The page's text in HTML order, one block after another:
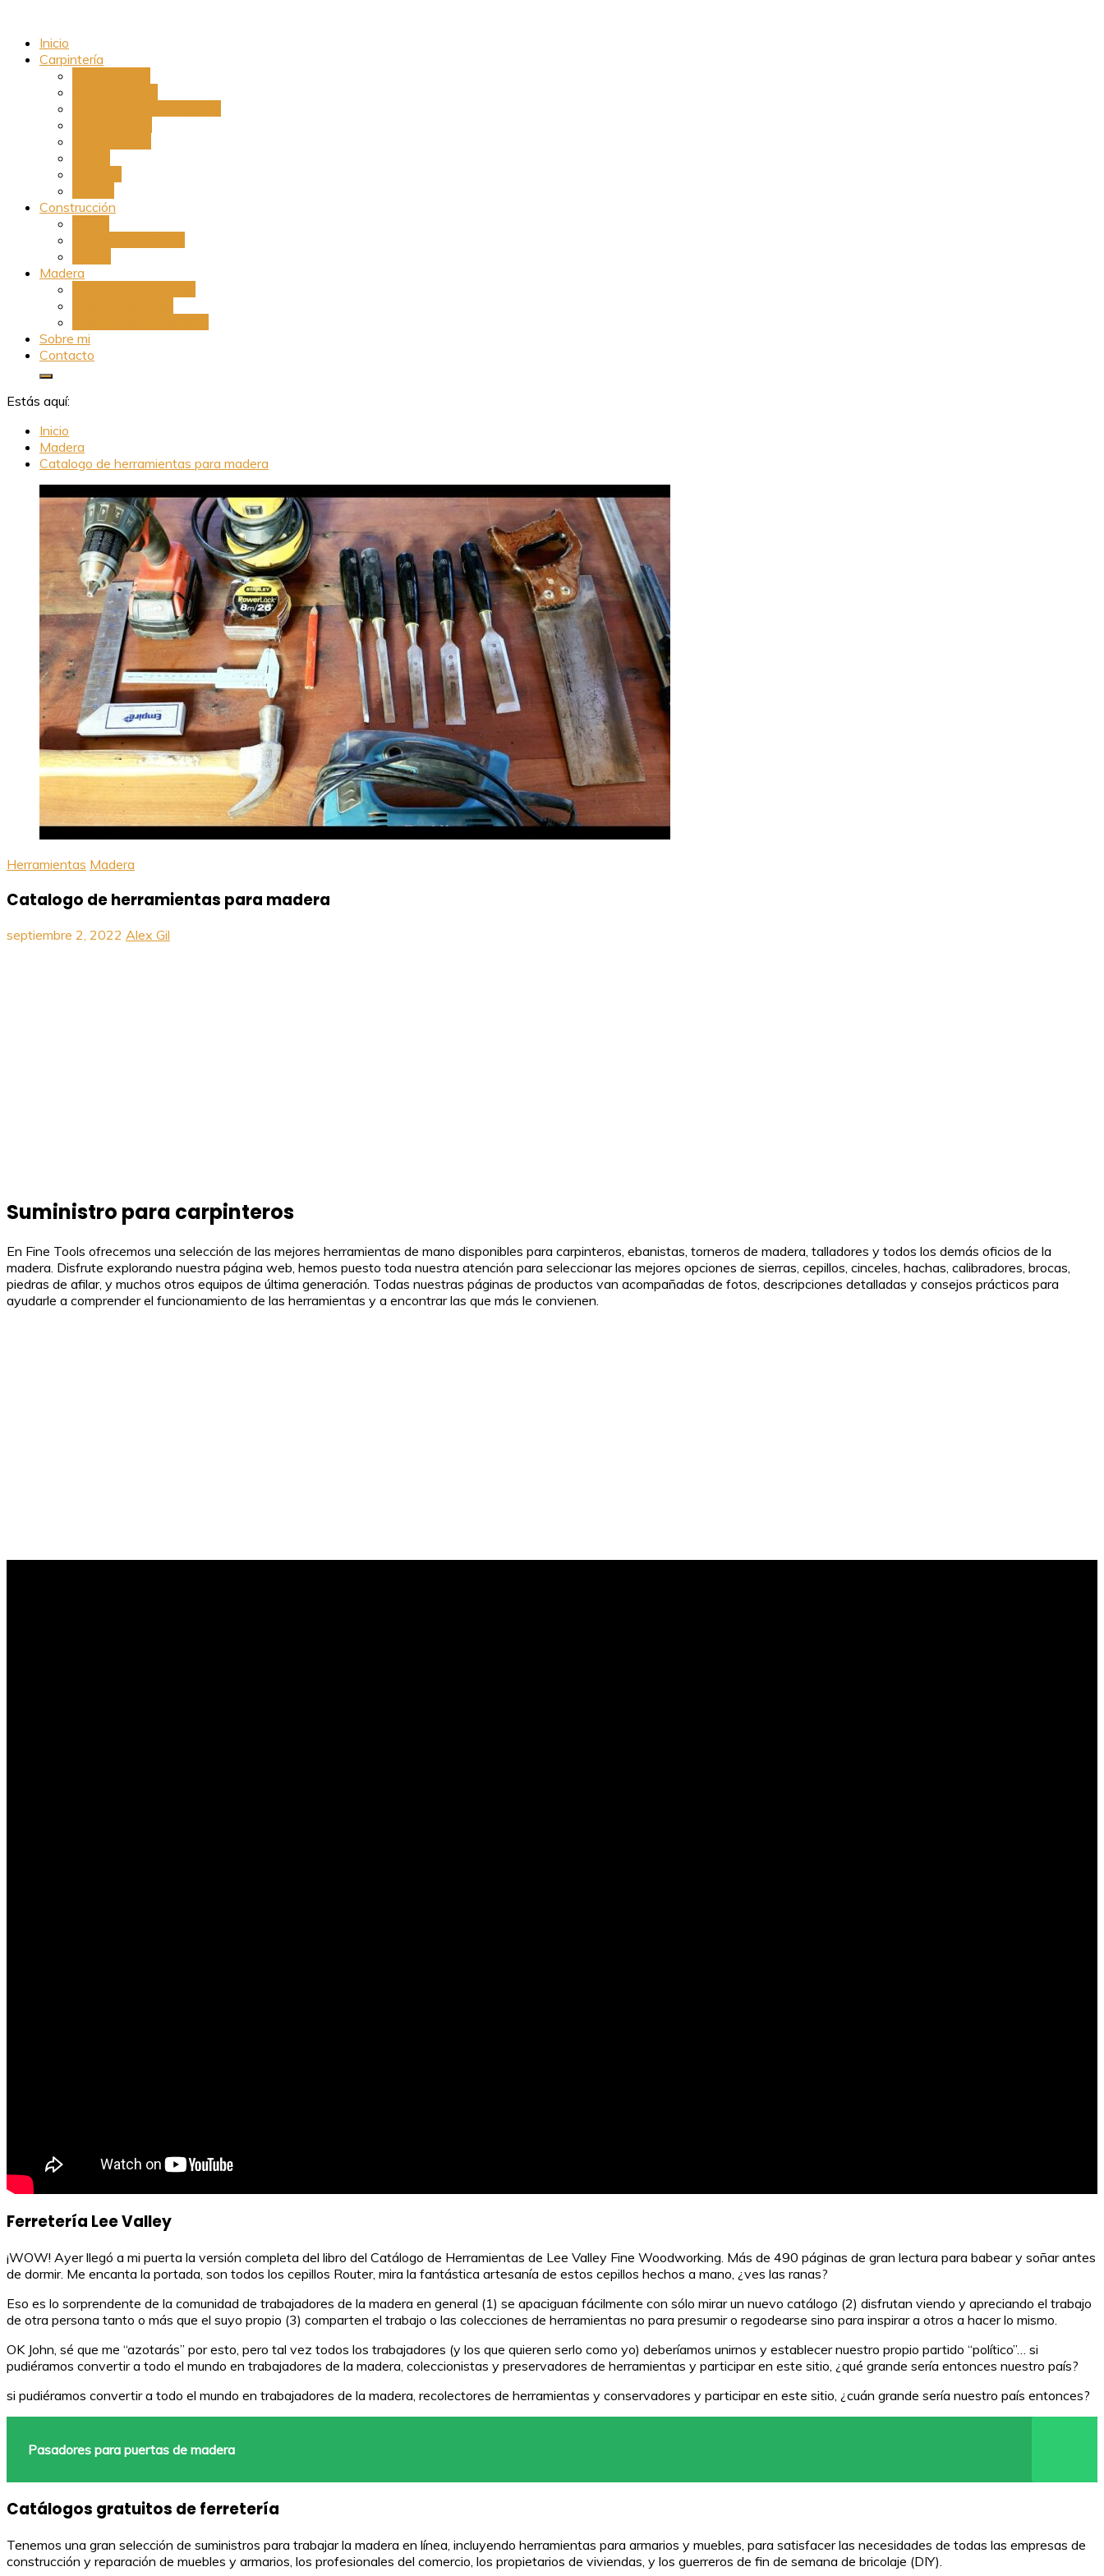
Inicio
Carpintería
Construcción
Madera
Sobre mi
Contacto
Estás aquí:
Inicio
Madera
Catalogo de herramientas para madera
Herramientas Madera
Catalogo de herramientas para madera
septiembre 2, 2022 Alex Gil
Suministro para carpinteros
En Fine Tools ofrecemos una selección de las mejores herramientas de mano disponibles para carpinteros, ebanistas, torneros de madera, talladores y todos los demás oficios de la
madera. Disfrute explorando nuestra página web, hemos puesto toda nuestra atención para seleccionar las mejores opciones de sierras, cepillos, cinceles, hachas, calibradores, brocas,
piedras de afilar, y muchos otros equipos de última generación. Todas nuestras páginas de productos van acompañadas de fotos, descripciones detalladas y consejos prácticos para
ayudarle a comprender el funcionamiento de las herramientas y a encontrar las que más le convienen.
Ferretería Lee Valley
¡WOW! Ayer llegó a mi puerta la versión completa del libro del Catálogo de Herramientas de Lee Valley Fine Woodworking. Más de 490 páginas de gran lectura para babear y soñar antes
de dormir. Me encanta la portada, son todos los cepillos Router, mira la fantástica artesanía de estos cepillos hechos a mano, ¿ves las ranas?
Eso es lo sorprendente de la comunidad de trabajadores de la madera en general (1) se apaciguan fácilmente con sólo mirar un nuevo catálogo (2) disfrutan viendo y apreciando el trabajo
de otra persona tanto o más que el suyo propio (3) comparten el trabajo o las colecciones de herramientas no para presumir o regodearse sino para inspirar a otros a hacer lo mismo.
OK John, sé que me “azotarás” por esto, pero tal vez todos los trabajadores (y los que quieren serlo como yo) deberíamos unirnos y establecer nuestro propio partido “político”… si
pudiéramos convertir a todo el mundo en trabajadores de la madera, coleccionistas y preservadores de herramientas y participar en este sitio, ¿qué grande sería entonces nuestro país?
si pudiéramos convertir a todo el mundo en trabajadores de la madera, recolectores de herramientas y conservadores y participar en este sitio, ¿cuán grande sería nuestro país entonces?
Pasadores para puertas de madera
Catálogos gratuitos de ferretería
Tenemos una gran selección de suministros para trabajar la madera en línea, incluyendo herramientas para armarios y muebles, para satisfacer las necesidades de todas las empresas de
construcción y reparación de muebles y armarios, los profesionales del comercio, los propietarios de viviendas, y los guerreros de fin de semana de bricolaje (DIY).